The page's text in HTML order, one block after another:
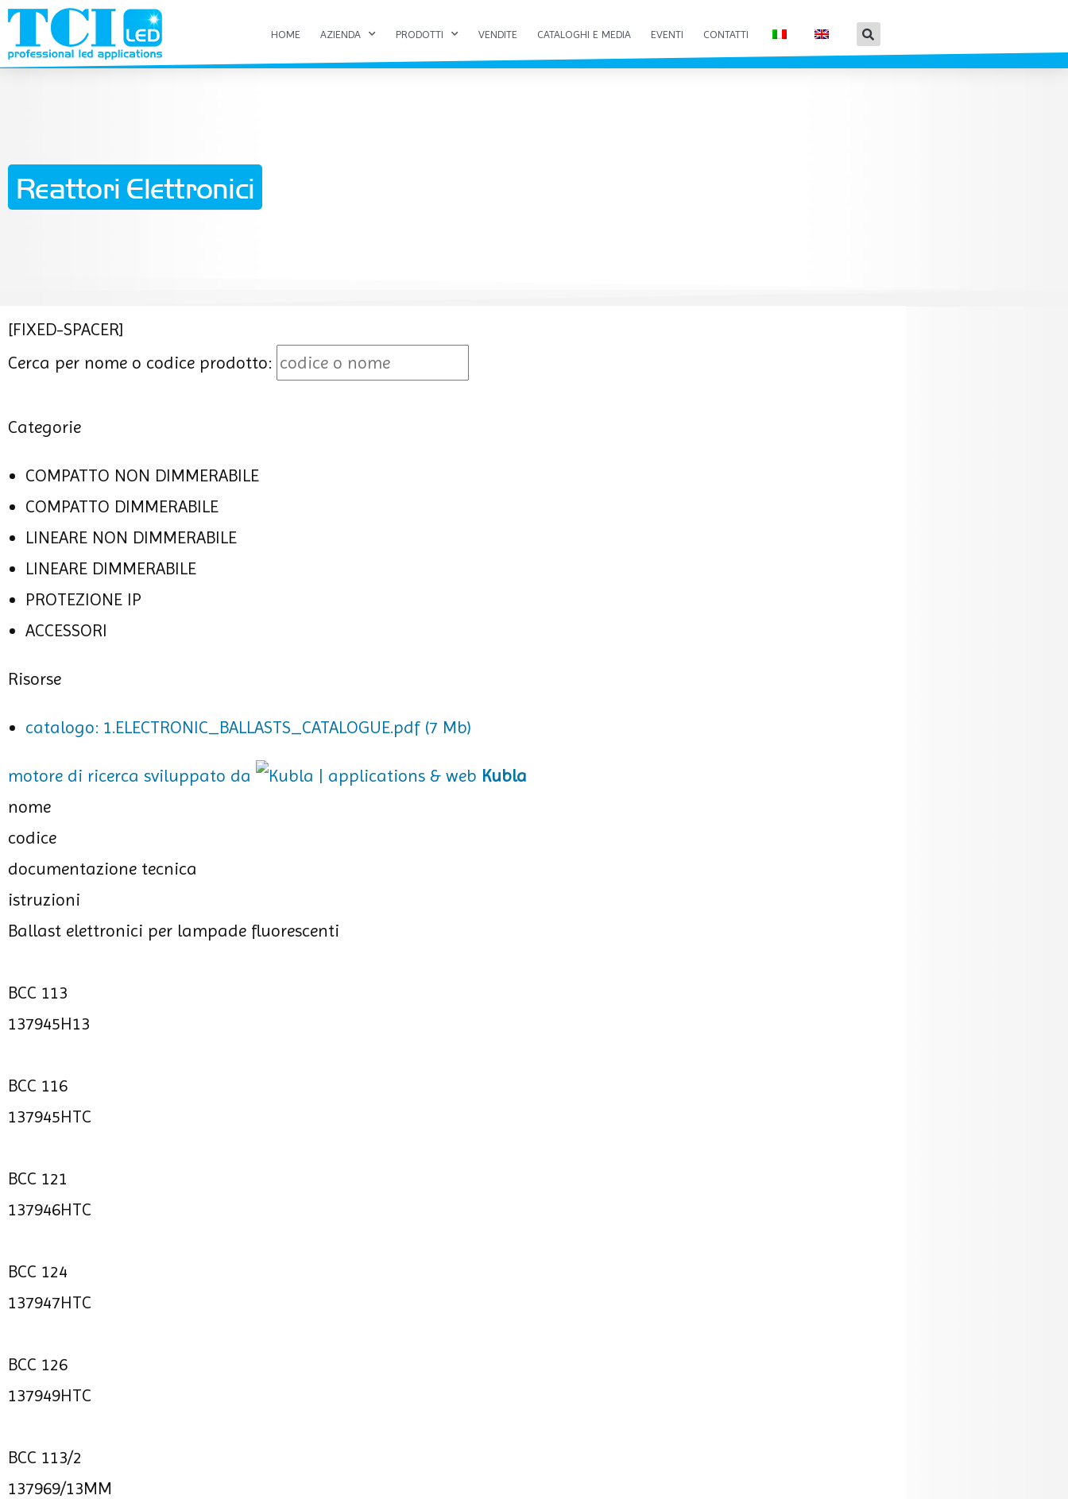
HOME AZIENDA PRODOTTI VENDITE CATALOGHI E MEDIA EVENTI CONTATTI
Reattori Elettronici
[FIXED-SPACER]
Cerca per nome o codice prodotto:
Categorie
COMPATTO NON DIMMERABILE
COMPATTO DIMMERABILE
LINEARE NON DIMMERABILE
LINEARE DIMMERABILE
PROTEZIONE IP
ACCESSORI
Risorse
catalogo: 1.ELECTRONIC_BALLASTS_CATALOGUE.pdf (7 Mb)
motore di ricerca sviluppato da
Kubla
nome
codice
documentazione tecnica
istruzioni
Ballast elettronici per lampade fluorescenti
BCC 113
137945H13
BCC 116
137945HTC
BCC 121
137946HTC
BCC 124
137947HTC
BCC 126
137949HTC
BCC 113/2
137969/13MM